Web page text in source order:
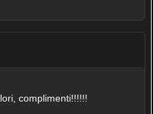
complimenti!!!!!!